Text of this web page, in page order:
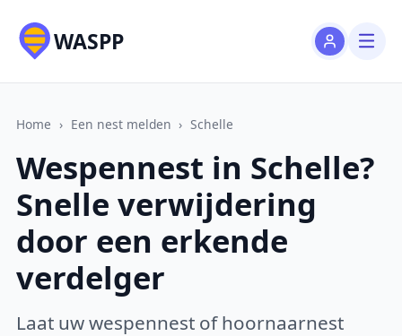
WASPP
Home › Een nest melden › Schelle
Wespennest in Schelle?
Snelle verwijdering
door een erkende
verdelger
Laat uw wespennest of hoornaarnest